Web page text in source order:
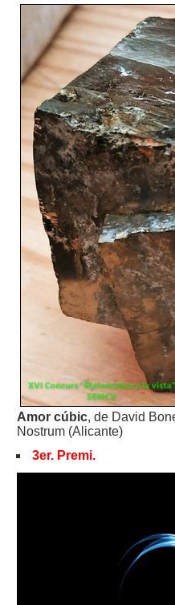
Amor cúbic, de David
Nostrum (Alicante)
3er. Premi.